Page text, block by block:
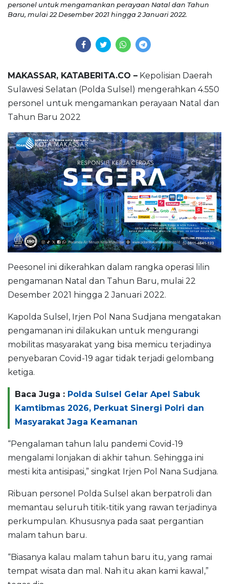
personel untuk mengamankan perayaan Natal dan Tahun
Baru, mulai 22 Desember 2021 hingga 2 Januari 2022.
MAKASSAR, KATABERITA.CO – Kepolisian Daerah
Sulawesi Selatan (Polda Sulsel) mengerahkan 4.550
personel untuk mengamankan perayaan Natal dan
Tahun Baru 2022
Peesonel ini dikerahkan dalam rangka operasi lilin
pengamanan Natal dan Tahun Baru, mulai 22
Desember 2021 hingga 2 Januari 2022.
Kapolda Sulsel, Irjen Pol Nana Sudjana mengatakan
pengamanan ini dilakukan untuk mengurangi
mobilitas masyarakat yang bisa memicu terjadinya
penyebaran Covid-19 agar tidak terjadi gelombang
ketiga.
Baca Juga : Polda Sulsel Gelar Apel Sabuk
Kamtibmas 2026, Perkuat Sinergi Polri dan
Masyarakat Jaga Keamanan
“Pengalaman tahun lalu pandemi Covid-19
mengalami lonjakan di akhir tahun. Sehingga ini
mesti kita antisipasi,” singkat Irjen Pol Nana Sudjana.
Ribuan personel Polda Sulsel akan berpatroli dan
memantau seluruh titik-titik yang rawan terjadinya
perkumpulan. Khususnya pada saat pergantian
malam tahun baru.
“Biasanya kalau malam tahun baru itu, yang ramai
tempat wisata dan mal. Nah itu akan kami kawal,”